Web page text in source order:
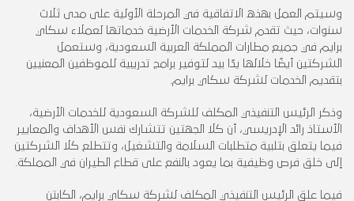
وسيتم العمل بهذه الاتفاقية في المرحلة الأولية على مدى ثلاث
سنوات، حيث تقدم شركة الخدمات الأرضية خدماتها لعملاء سكاي
برايم في جميع مطارات المملكة العربية السعودية، وستعمل
الشركتين أيضًا خلالها يدًا بيد لتوفير برامج تدريبية للموظفين المعنيين
بتقديم الخدمات لشركة سكاي برايم.
وذكر الرئيس التنفيذي المكلف للشركة السعودية للخدمات الأرضية،
الأستاذ رائد الإدريسي، أن كلا الجهتين تتشارك نفس الأهداف والمعايير
فيما يتعلق بتلبية متطلبات السلامة والتشغيل، وتتطلع كلا الشركتين
إلى خلق فرص وظيفية بما يعود بالنفع على قطاع الطيران في المملكة.
فيما علق الرئيس التنفيذي المكلف لشركة سكاي برايم، الكابتن